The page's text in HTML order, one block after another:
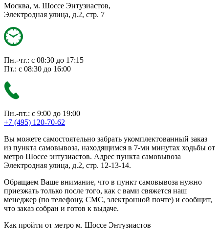
Москва, м. Шоссе Энтузиастов,
Электродная улица, д.2, стр. 7
Пн.-чт.: с 08:30 до 17:15
Пт.: с 08:30 до 16:00
Пн.-пт.: с 9:00 до 19:00
+7 (495) 120-70-62
Вы можете самостоятельно забрать укомплектованный заказ
из пункта самовывоза, находящимся в 7-ми минутах ходьбы от
метро Шоссе энтузиастов. Адрес пункта самовывоза
Электродная улица, д.2, стр. 12-13-14.
Обращаем Ваше внимание, что в пункт самовывоза нужно
приезжать только после того, как с вами свяжется наш
менеджер (по телефону, СМС, электронной почте) и сообщит,
что заказ собран и готов к выдаче.
Как пройти от метро м. Шоссе Энтузиастов